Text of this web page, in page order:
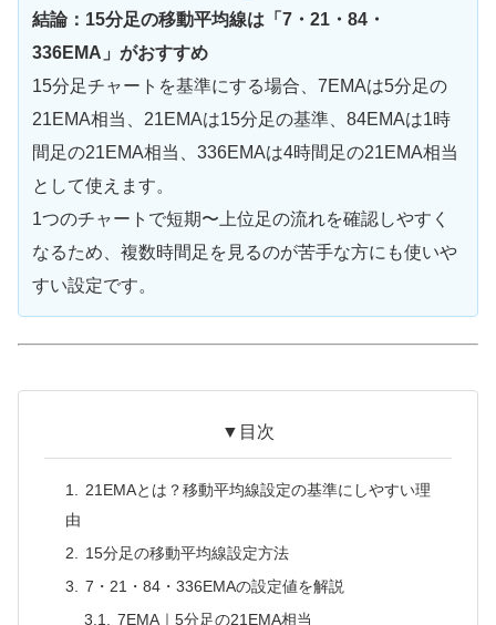
結論：15分足の移動平均線は「7・21・84・
336EMA」がおすすめ
15分足チャートを基準にする場合、7EMAは5分足の
21EMA相当、21EMAは15分足の基準、84EMAは1時
間足の21EMA相当、336EMAは4時間足の21EMA相当
として使えます。
1つのチャートで短期〜上位足の流れを確認しやすく
なるため、複数時間足を見るのが苦手な方にも使いや
すい設定です。
▼目次
21EMAとは？移動平均線設定の基準にしやすい理
由
15分足の移動平均線設定方法
7・21・84・336EMAの設定値を解説
7EMA｜5分足の21EMA相当